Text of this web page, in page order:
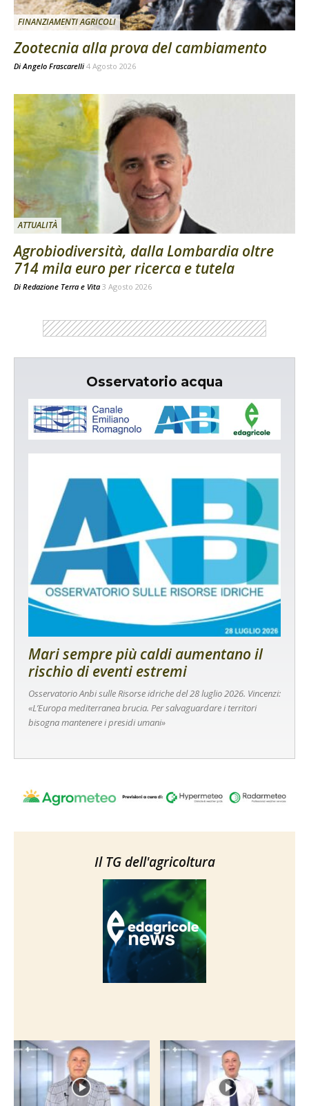
FINANZIAMENTI AGRICOLI
Zootecnia alla prova del cambiamento
DiAngelo Frascarelli 4 Agosto 2026
ATTUALITÀ
Agrobiodiversità, dalla Lombardia oltre
714 mila euro per ricerca e tutela
Di Redazione Terra e Vita 3 Agosto 2026
Osservatorio acqua
Mari sempre più caldi aumentano il
rischio di eventi estremi
Osservatorio Anbi sulle Risorse idriche del 28 luglio 2026. Vincenzi:
«L’Europa mediterranea brucia. Per salvaguardare i territori
bisogna mantenere i presidi umani»
Il TG dell'agricoltura